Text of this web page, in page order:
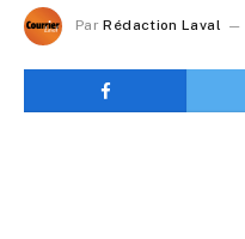
Par Rédaction Laval